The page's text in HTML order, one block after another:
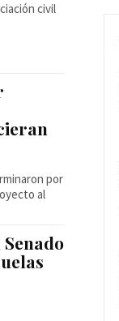
civil
por
al